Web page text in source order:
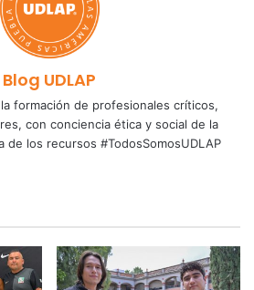
Blog UDLAP
formación de profesionales críticos,
con conciencia ética y social de la
los recursos #TodosSomosUDLAP